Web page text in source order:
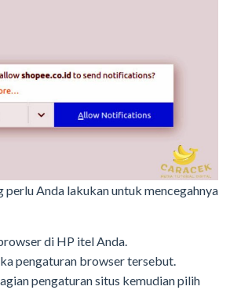
perlu Anda lakukan untuk mencegahnya
di HP itel Anda.
pengaturan browser tersebut.
pengaturan situs kemudian pilih